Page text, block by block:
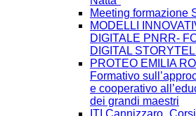
Meeting formazione
MODELLI
DIGITALE PNRR-
DIGITAL
PROTEO EMILIA
Formativo
e cooperativo
dei grandi maestri